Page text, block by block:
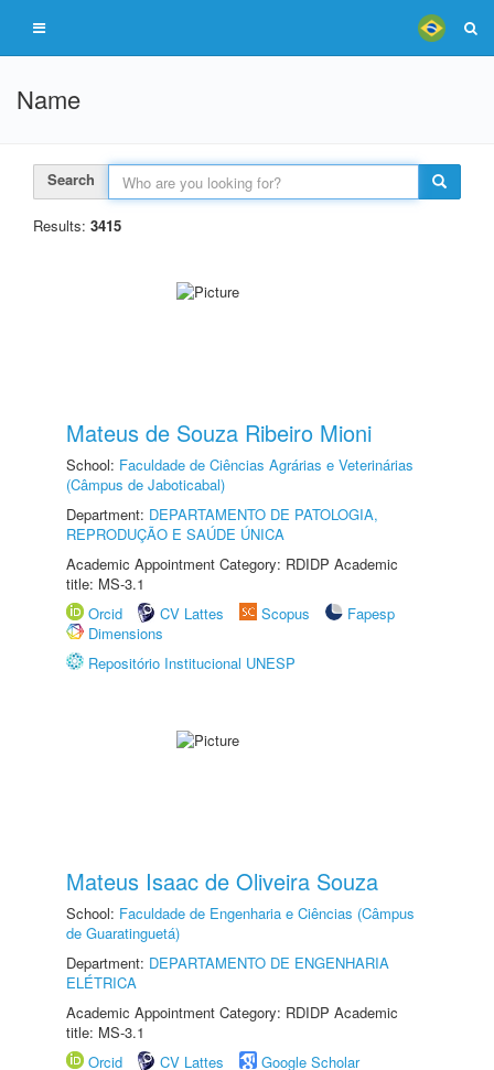
Name
Search
Results: 3415
Mateus de Souza Ribeiro Mioni
School: Faculdade de Ciências Agrárias e Veterinárias
(Câmpus de Jaboticabal)
Department: DEPARTAMENTO DE PATOLOGIA,
REPRODUÇÃO E SAÚDE ÚNICA
Academic Appointment Category: RDIDP Academic
title: MS-3.1
Orcid
CV Lattes Scopus
Fapesp
Dimensions
Repositório Institucional UNESP
Mateus Isaac de Oliveira Souza
School: Faculdade de Engenharia e Ciências (Câmpus
de Guaratinguetá)
Department: DEPARTAMENTO DE ENGENHARIA
ELÉTRICA
Academic Appointment Category: RDIDP Academic
title: MS-3.1
Orcid
CV Lattes
Google Scholar